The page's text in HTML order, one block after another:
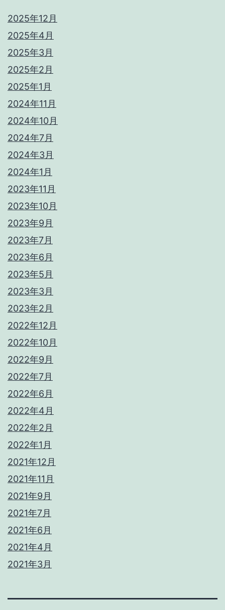
2025年12月
2025年4月
2025年3月
2025年2月
2025年1月
2024年11月
2024年10月
2024年7月
2024年3月
2024年1月
2023年11月
2023年10月
2023年9月
2023年7月
2023年6月
2023年5月
2023年3月
2023年2月
2022年12月
2022年10月
2022年9月
2022年7月
2022年6月
2022年4月
2022年2月
2022年1月
2021年12月
2021年11月
2021年9月
2021年7月
2021年6月
2021年4月
2021年3月